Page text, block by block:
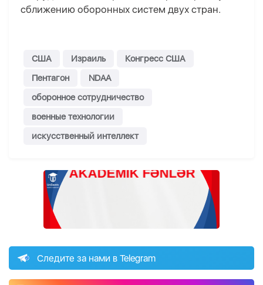
сближению оборонных систем двух стран.
США Израиль
Конгресс США
Пентагон
NDAA
оборонное сотрудничество
военные технологии
искусственный интеллект
Следите за нами в Telegram